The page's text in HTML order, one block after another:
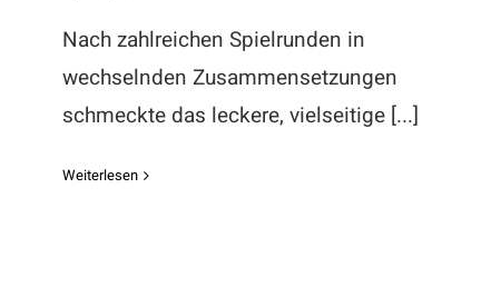
Nach zahlreichen Spielrunden in
wechselnden Zusammensetzungen
schmeckte das leckere, vielseitige [...]
Weiterlesen